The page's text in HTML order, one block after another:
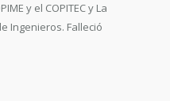
y el COPITEC y La
Ingenieros. Falleció